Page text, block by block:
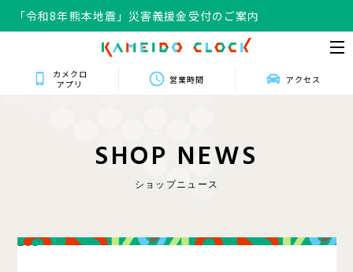
「令和8年熊本地震」災害義援金受付のご案内
カメクロ
アプリ
営業時間 アクセス
SHOP NEWS
ショップニュース
203